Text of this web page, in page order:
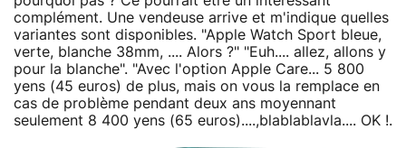
complément. Une vendeuse arrive et m'indique quelles
variantes sont disponibles. "Apple Watch Sport bleue,
verte, blanche 38mm, .... Alors ?" "Euh.... allez, allons y
pour la blanche". "Avec l'option Apple Care... 5 800
yens (45 euros) de plus, mais on vous la remplace en
cas de problème pendant deux ans moyennant
seulement 8 400 yens (65 euros)....,blablablavla.... OK !.